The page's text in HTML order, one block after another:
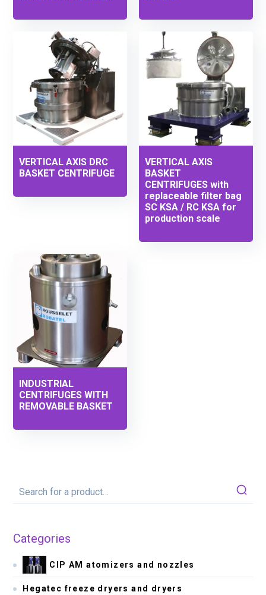
VERTICAL AXIS DRC
BASKET CENTRIFUGE
VERTICAL AXIS
BASKET
CENTRIFUGES with
replaceable filter bag
SC KSA / RC KSA for
production scale
INDUSTRIAL
CENTRIFUGES WITH
REMOVABLE BASKET
Categories
CIP AM atomizers and nozzles
Hegatec freeze dryers and dryers